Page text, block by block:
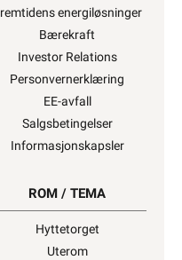
energiløsninger
Bærekraft
Investor Relations
Personvernerklæring
EE-avfall
Salgsbetingelser
Informasjonskapsler
ROM / TEMA
Hyttetorget
Uterom